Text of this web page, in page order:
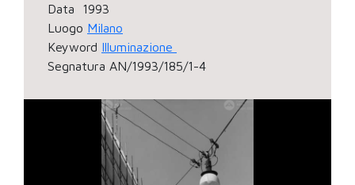
Data 1993
Luogo Milano
Keyword Illuminazione
Segnatura AN/1993/185/1-4